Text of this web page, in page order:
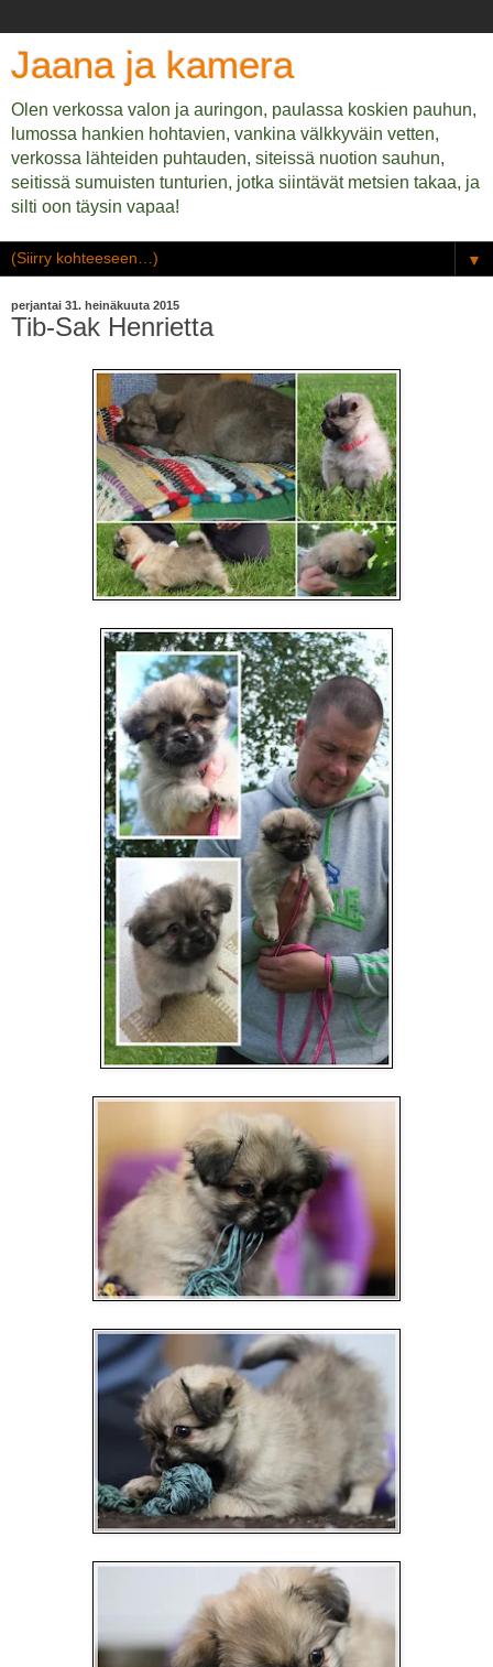
Jaana ja kamera
Olen verkossa valon ja auringon, paulassa koskien pauhun,
lumossa hankien hohtavien, vankina välkkyväin vetten,
verkossa lähteiden puhtauden, siteissä nuotion sauhun,
seitissä sumuisten tunturien, jotka siintävät metsien takaa, ja
silti oon täysin vapaa!
▼
perjantai 31. heinäkuuta 2015
Tib-Sak Henrietta